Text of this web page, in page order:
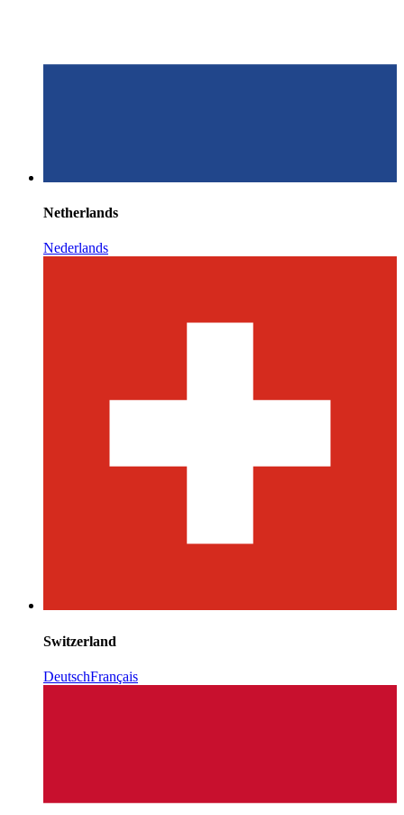
Netherlands
Nederlands
Switzerland
DeutschFrançais